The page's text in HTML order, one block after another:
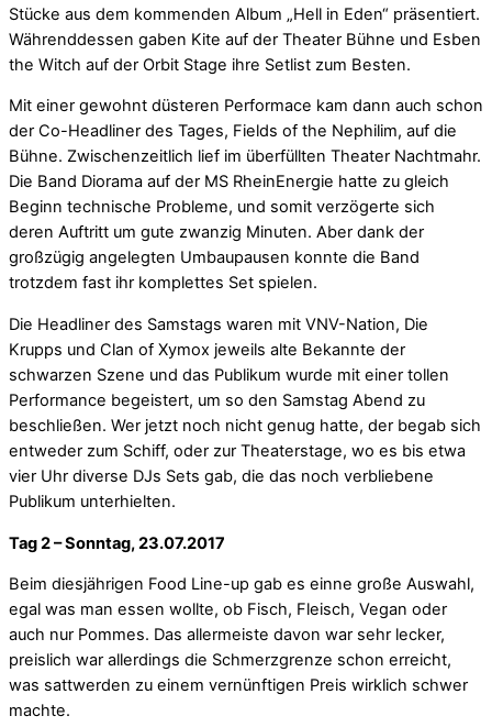
Stücke aus dem kommenden Album „Hell in Eden“ präsentiert.
Währenddessen gaben Kite auf der Theater Bühne und Esben
the Witch auf der Orbit Stage ihre Setlist zum Besten.
Mit einer gewohnt düsteren Performace kam dann auch schon
der Co-Headliner des Tages, Fields of the Nephilim, auf die
Bühne. Zwischenzeitlich lief im überfüllten Theater Nachtmahr.
Die Band Diorama auf der MS RheinEnergie hatte zu gleich
Beginn technische Probleme, und somit verzögerte sich
deren Auftritt um gute zwanzig Minuten. Aber dank der
großzügig angelegten Umbaupausen konnte die Band
trotzdem fast ihr komplettes Set spielen.
Die Headliner des Samstags waren mit VNV-Nation, Die
Krupps und Clan of Xymox jeweils alte Bekannte der
schwarzen Szene und das Publikum wurde mit einer tollen
Performance begeistert, um so den Samstag Abend zu
beschließen. Wer jetzt noch nicht genug hatte, der begab sich
entweder zum Schiff, oder zur Theaterstage, wo es bis etwa
vier Uhr diverse DJs Sets gab, die das noch verbliebene
Publikum unterhielten.
Tag 2 – Sonntag, 23.07.2017
Beim diesjährigen Food Line-up gab es einne große Auswahl,
egal was man essen wollte, ob Fisch, Fleisch, Vegan oder
auch nur Pommes. Das allermeiste davon war sehr lecker,
preislich war allerdings die Schmerzgrenze schon erreicht,
was sattwerden zu einem vernünftigen Preis wirklich schwer
machte.